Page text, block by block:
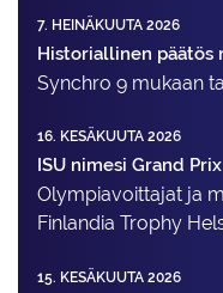
7. HEINÄKUUTA 2026
Historiallinen
Synchro 9 mukaan
16. KESÄKUUTA 2026
ISU nimesi Grand
Olympiavoittajat ja
Finlandia Trophy
15. KESÄKUUTA 2026